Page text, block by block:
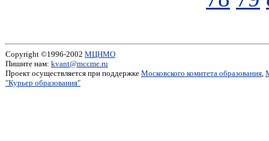
Copyright ©1996-2002 МЦНМО
Пишите нам: kvant@mccme.ru
Проект осуществляется при поддержке Московского комитета образования,
"Курьер образования"